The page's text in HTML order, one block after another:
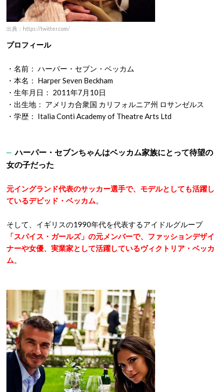
出典：https://twitter.com/
プロフィール
・名前： ハーパー・セブン・ベッカム
・本名： Harper Seven Beckham
・生年月日： 2011年7月10日
・出生地： アメリカ合衆国 カリフォルニア州 ロサンゼルス
・学歴： Italia Conti Academy of Theatre Arts Ltd
ハーパー・セブンちゃんはベッカム家族にとって待望の
女の子だった
元イングランド代表のサッカー選手で、モデルとしても活躍し
ているデビッド・ベッカム。
そして、イギリスの1990年代を代表するアイドルグループ
「スパイス・ガールズ」の元メンバーで、ファッションデザイ
ナーや女優、実業家として活躍しているヴィクトリア・ベッカ
ム。